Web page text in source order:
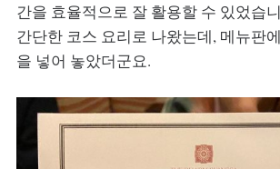
간을 효율적으로 잘 활용할 수 있었습
간단한 코스 요리로 나왔는데, 메뉴판
을 넣어 놓았더군요.